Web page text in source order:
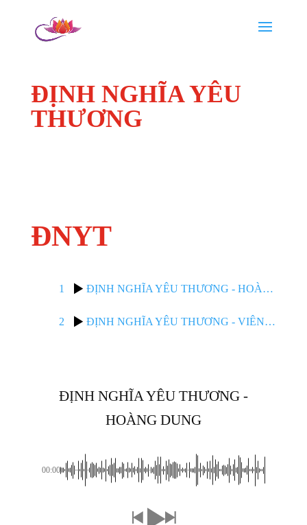
ĐỊNH NGHĨA YÊU
THƯƠNG
ĐNYT
1 ĐỊNH NGHĨA YÊU THƯƠNG - HOÀNG DUNG
2 ĐỊNH NGHĨA YÊU THƯƠNG - VIÊN NGUYỆT
ĐỊNH NGHĨA YÊU THƯƠNG -
HOÀNG DUNG
00:00